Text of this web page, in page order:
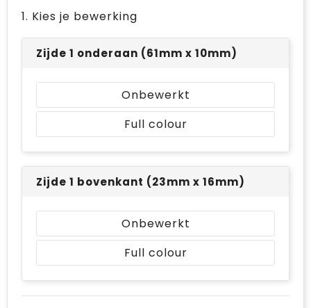
1. Kies je bewerking
Zijde 1 onderaan (61mm x 10mm)
Onbewerkt
Full colour
Zijde 1 bovenkant (23mm x 16mm)
Onbewerkt
Full colour